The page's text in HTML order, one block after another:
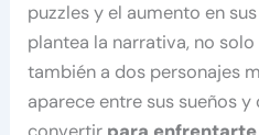
puzzles y el aumento en
plantea la narrativa, no
también a dos personajes
aparece entre sus sueños